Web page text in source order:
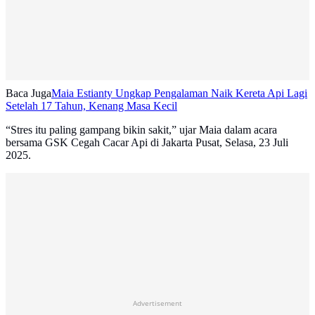
Baca JugaMaia Estianty Ungkap Pengalaman Naik Kereta Api Lagi
Setelah 17 Tahun, Kenang Masa Kecil
“Stres itu paling gampang bikin sakit,” ujar Maia dalam acara
bersama GSK Cegah Cacar Api di Jakarta Pusat, Selasa, 23 Juli
2025.
Advertisement